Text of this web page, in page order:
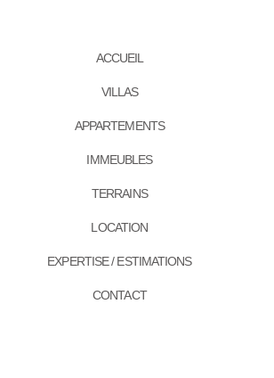
ACCUEIL
VILLAS
APPARTEMENTS
IMMEUBLES
TERRAINS
LOCATION
EXPERTISE / ESTIMATIONS
CONTACT